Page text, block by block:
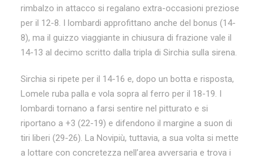
rimbalzo in attacco si regalano extra-occasioni preziose
per il 12-8. I lombardi approfittano anche del bonus (14-
8), ma il guizzo viaggiante in chiusura di frazione vale il
14-13 al decimo scritto dalla tripla di Sirchia sulla sirena.
Sirchia si ripete per il 14-16 e, dopo un botta e risposta,
Lomele ruba palla e vola sopra al ferro per il 18-19. I
lombardi tornano a farsi sentire nel pitturato e si
riportano a +3 (22-19) e difendono il margine a suon di
tiri liberi (29-26). La Novipiù, tuttavia, a sua volta si mette
a lottare con concretezza nell’area avversaria e trova i